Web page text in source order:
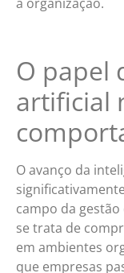
O papel
artificial
O avanço da
campo da
se trata de
em ambientes
que empresas